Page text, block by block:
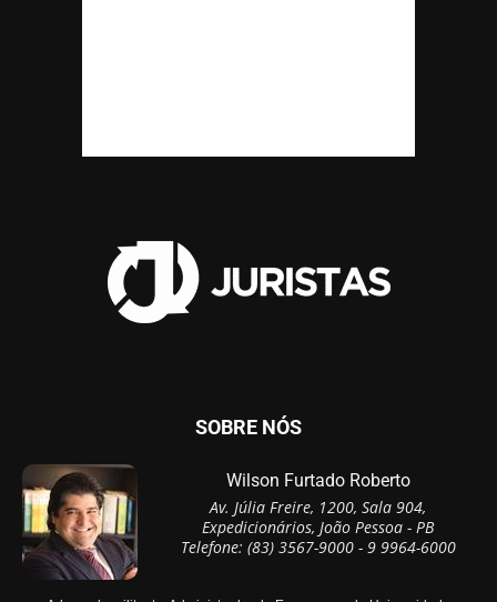
SOBRE NÓS
Wilson Furtado Roberto
Av. Júlia Freire, 1200, Sala 904,
Expedicionários, João Pessoa - PB
Telefone: (83) 3567-9000 - 9 9964-6000